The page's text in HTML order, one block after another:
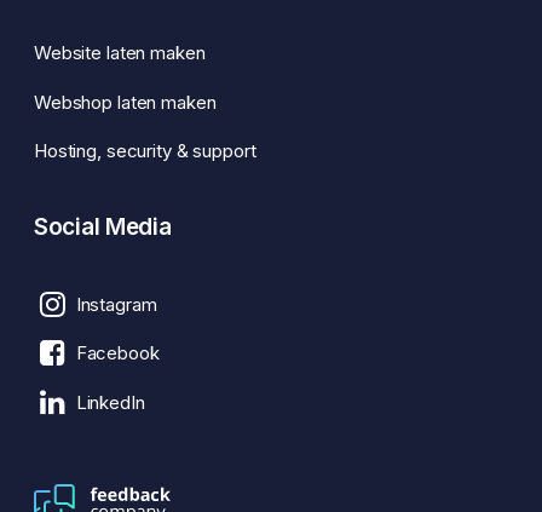
Website laten maken
Webshop laten maken
Hosting, security & support
Social Media
Instagram
Facebook
LinkedIn